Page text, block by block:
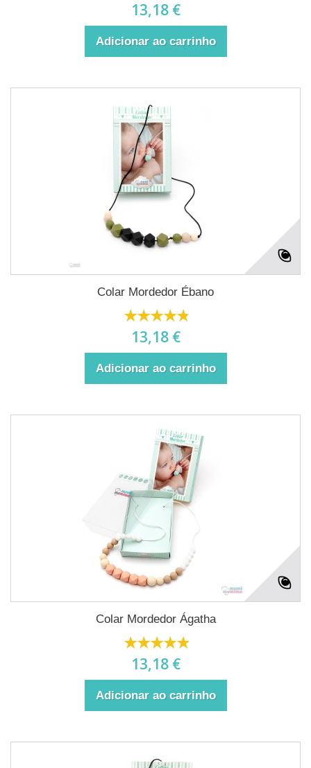
13,18 €
Adicionar ao carrinho
Colar Mordedor Ébano
13,18 €
Adicionar ao carrinho
Colar Mordedor Ágatha
13,18 €
Adicionar ao carrinho